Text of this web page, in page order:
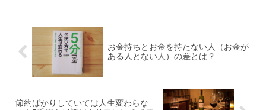
お金持ちとお金を持たない人（お金が
ある人とない人）の差とは？
節約ばかりしていては人生変わらな